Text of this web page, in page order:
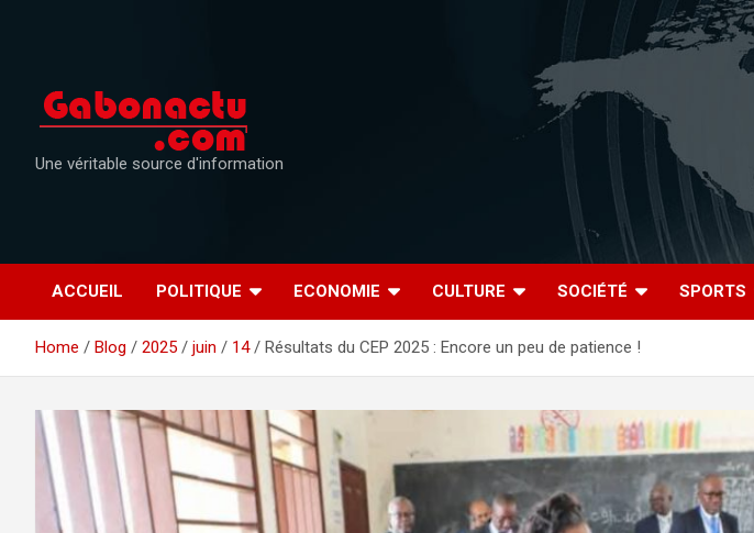
Une véritable source d'information
ACCUEIL POLITIQUE ECONOMIE CULTURE SOCIÉTÉ SPORTS
Home Blog 2025 juin 14 Résultats du CEP 2025 : Encore un peu de patience !